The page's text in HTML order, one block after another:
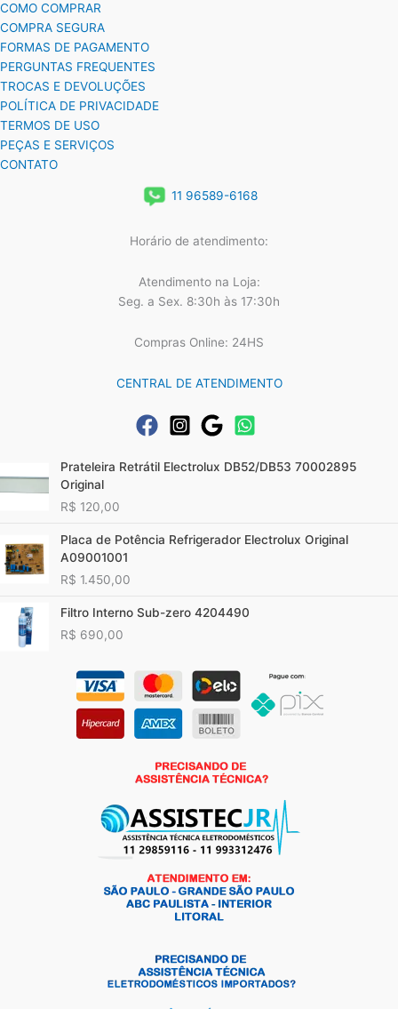
COMO COMPRAR
COMPRA SEGURA
FORMAS DE PAGAMENTO
PERGUNTAS FREQUENTES
TROCAS E DEVOLUÇÕES
POLÍTICA DE PRIVACIDADE
TERMOS DE USO
PEÇAS E SERVIÇOS
CONTATO
11 96589-6168
Horário de atendimento:
Atendimento na Loja:
Seg. a Sex. 8:30h às 17:30h
Compras Online: 24HS
CENTRAL DE ATENDIMENTO
Prateleira Retrátil Electrolux DB52/DB53 70002895
Original
R$ 120,00
Placa de Potência Refrigerador Electrolux Original
A09001001
R$ 1.450,00
Filtro Interno Sub-zero 4204490
R$ 690,00